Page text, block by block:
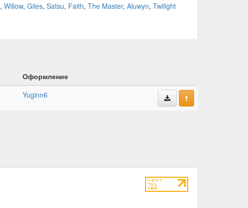
, Willow, Giles, Satsu, Faith, The Master, Aluwyn, Twilight
Оформление
Yuginn6